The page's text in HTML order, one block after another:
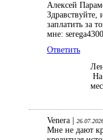
Алексей
заплатить за
мне:
Ответить
На
Venera |
Мне не дают